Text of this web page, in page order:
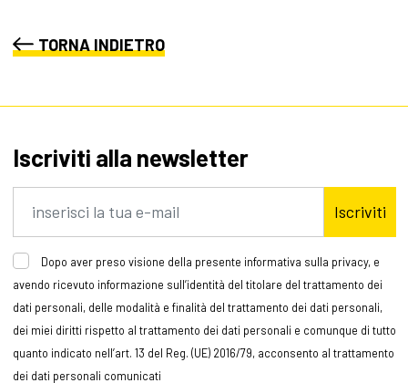
TORNA INDIETRO
Iscriviti alla newsletter
Iscriviti
Dopo aver preso visione della presente informativa sulla privacy, e
avendo ricevuto informazione sull’identità del titolare del trattamento dei
dati personali, delle modalità e finalità del trattamento dei dati personali,
dei miei diritti rispetto al trattamento dei dati personali e comunque di tutto
quanto indicato nell’art. 13 del Reg. (UE) 2016/79, acconsento al trattamento
dei dati personali comunicati